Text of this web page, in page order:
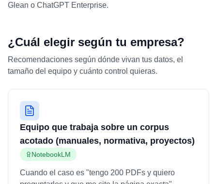
Glean o ChatGPT Enterprise.
¿Cuál elegir según tu empresa?
Recomendaciones según dónde vivan tus datos, el
tamaño del equipo y cuánto control quieras.
Equipo que trabaja sobre un corpus
acotado (manuales, normativa, proyectos)
NotebookLM
Cuando el caso es "tengo 200 PDFs y quiero